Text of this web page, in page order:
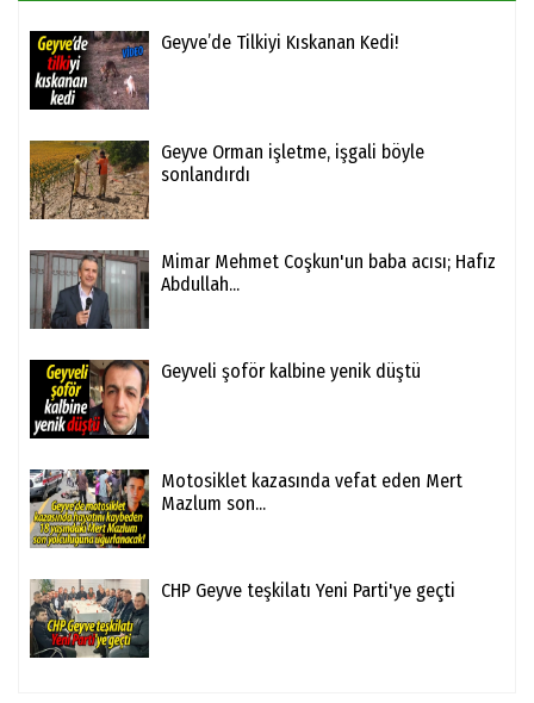
Geyve’de Tilkiyi Kıskanan Kedi!
Geyve Orman işletme, işgali böyle
sonlandırdı
Mimar Mehmet Coşkun'un baba acısı; Hafız
Abdullah...
Geyveli şoför kalbine yenik düştü
Motosiklet kazasında vefat eden Mert
Mazlum son...
CHP Geyve teşkilatı Yeni Parti'ye geçti